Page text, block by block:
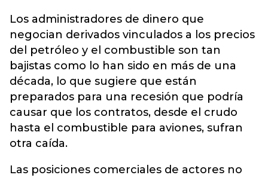
Los administradores de dinero que
negocian derivados vinculados a los precios
del petróleo y el combustible son tan
bajistas como lo han sido en más de una
década, lo que sugiere que están
preparados para una recesión que podría
causar que los contratos, desde el crudo
hasta el combustible para aviones, sufran
otra caída.
Las posiciones comerciales de actores no